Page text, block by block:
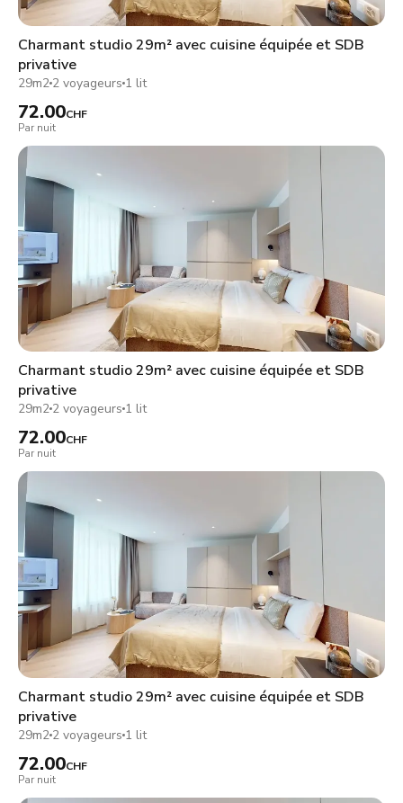
Charmant studio 29m² avec cuisine équipée et SDB
privative
29m2 2 voyageurs 1 lit
72.00CHF
Par nuit
Charmant studio 29m² avec cuisine équipée et SDB
privative
29m2 2 voyageurs 1 lit
72.00CHF
Par nuit
Charmant studio 29m² avec cuisine équipée et SDB
privative
29m2 2 voyageurs 1 lit
72.00CHF
Par nuit